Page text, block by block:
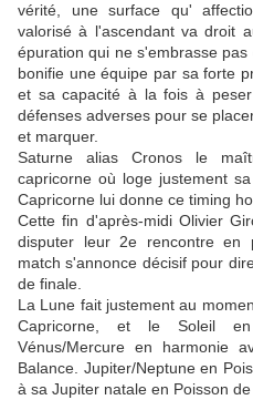
vérité, une surface qu'
valorisé à l'ascendant va droit
épuration qui ne s'embrasse
bonifie une équipe par sa forte
et sa capacité à la fois à
défenses adverses pour se
et marquer.
Saturne alias Cronos le
capricorne où loge justement
Capricorne lui donne ce timing
Cette fin d'après-midi Olivier
disputer leur 2e rencontre en
match s'annonce décisif pour
de finale.
La Lune fait justement au
Capricorne, et le Soleil
Vénus/Mercure en harmonie
Balance. Jupiter/Neptune en
à sa Jupiter natale en Poisson